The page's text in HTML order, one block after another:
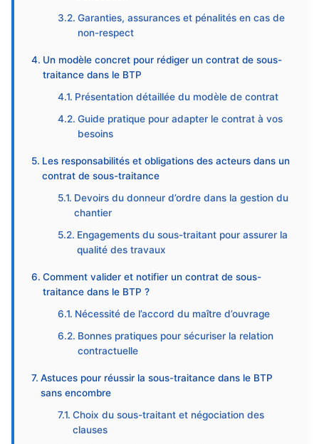
Garanties, assurances et pénalités en cas de
non-respect
Un modèle concret pour rédiger un contrat de sous-
traitance dans le BTP
Présentation détaillée du modèle de contrat
Guide pratique pour adapter le contrat à vos
besoins
Les responsabilités et obligations des acteurs dans un
contrat de sous-traitance
Devoirs du donneur d’ordre dans la gestion du
chantier
Engagements du sous-traitant pour assurer la
qualité des travaux
Comment valider et notifier un contrat de sous-
traitance dans le BTP ?
Nécessité de l’accord du maître d’ouvrage
Bonnes pratiques pour sécuriser la relation
contractuelle
Astuces pour réussir la sous-traitance dans le BTP
sans encombre
Choix du sous-traitant et négociation des
clauses